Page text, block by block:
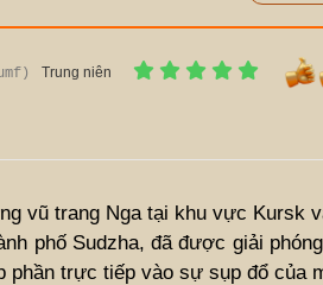
Trung niên
vũ trang Nga tại khu vực Kursk
phố Sudzha, đã được giải
trực tiếp vào sự sụp đổ của